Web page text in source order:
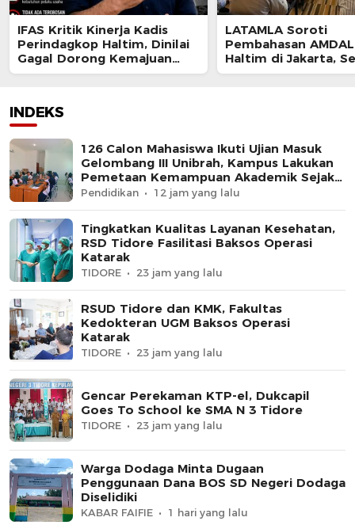
IFAS Kritik Kinerja Kadis
Perindagkop Haltim, Dinilai
Gagal Dorong Kemajuan
UMKM dan Koperasi
LATAMLA Soroti
Pembahasan
Haltim di Jakarta,
Berpotensi Cacat
INDEKS
126 Calon Mahasiswa Ikuti Ujian Masuk
Gelombang III Unibrah, Kampus Lakukan
Pemetaan Kemampuan Akademik Sejak
Awal
Pendidikan 12 jam yang lalu
Tingkatkan Kualitas Layanan Kesehatan,
RSD Tidore Fasilitasi Baksos Operasi
Katarak
TIDORE 23 jam yang lalu
RSUD Tidore dan KMK, Fakultas
Kedokteran UGM Baksos Operasi
Katarak
TIDORE 23 jam yang lalu
Gencar Perekaman KTP-el, Dukcapil
Goes To School ke SMA N 3 Tidore
TIDORE 23 jam yang lalu
Warga Dodaga Minta Dugaan
Penggunaan Dana BOS SD Negeri Dodaga
Diselidiki
KABAR FAIFIE 1 hari yang lalu